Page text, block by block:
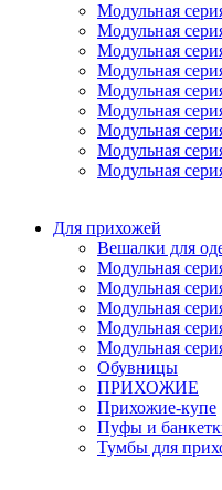
Модульная
Модульная
Модульная
Модульная
Модульная
Модульная
Модульная
Модульная
Модульная
Для прихожей
Вешалки для
Модульная
Модульная
Модульная
Модульная
Модульная
Обувницы
ПРИХОЖИЕ
Прихожие-купе
Пуфы и
Тумбы для